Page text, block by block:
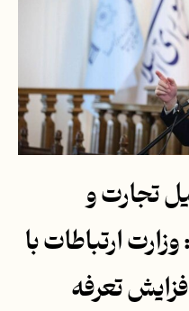
تجارت و
ارتباطات با
تعرفه